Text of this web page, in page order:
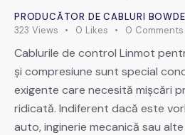
PRODUCĂTOR DE CABLURI
323 Views 0 Likes 0 Comments
Cablurile de control Linmot
și compresiune sunt special
exigente care necesită mișcări
ridicată. Indiferent dacă este
auto, inginerie mecanică sau